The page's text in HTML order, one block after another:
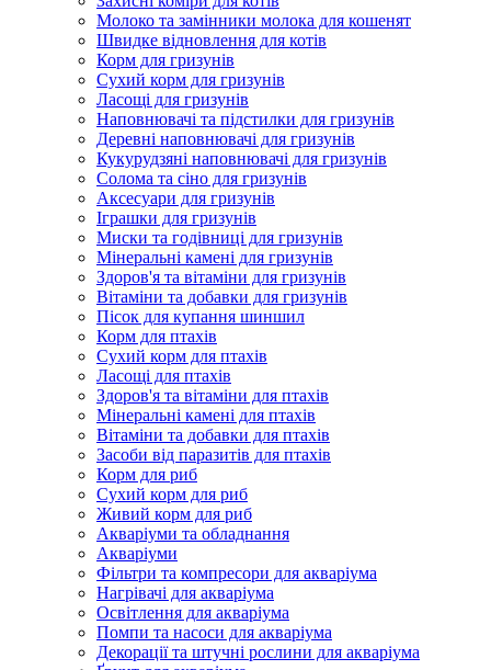
Молоко та замінники молока для кошенят
Швидке відновлення для котів
Корм для гризунів
Сухий корм для гризунів
Ласощі для гризунів
Наповнювачі та підстилки для гризунів
Деревні наповнювачі для гризунів
Кукурудзяні наповнювачі для гризунів
Солома та сіно для гризунів
Аксесуари для гризунів
Іграшки для гризунів
Миски та годівниці для гризунів
Мінеральні камені для гризунів
Здоров'я та вітаміни для гризунів
Вітаміни та добавки для гризунів
Пісок для купання шиншил
Корм для птахів
Сухий корм для птахів
Ласощі для птахів
Здоров'я та вітаміни для птахів
Мінеральні камені для птахів
Вітаміни та добавки для птахів
Засоби від паразитів для птахів
Корм для риб
Сухий корм для риб
Живий корм для риб
Акваріуми та обладнання
Акваріуми
Фільтри та компресори для акваріума
Нагрівачі для акваріума
Освітлення для акваріума
Помпи та насоси для акваріума
Декорації та штучні рослини для акваріума